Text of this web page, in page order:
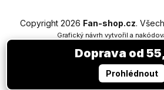
Vytvořil Shoptet
Copyright 2026 Fan-shop.cz.
Grafický návrh vytvořil a